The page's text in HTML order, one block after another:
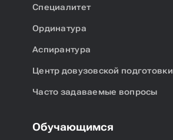
Специалитет
Ординатура
Аспирантура
Центр довузовской подготовки
Часто задаваемые вопросы
Обучающимся